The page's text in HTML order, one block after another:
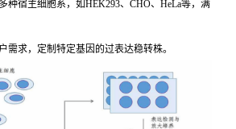
种宿主细胞系，如HEK293、CHO、HeLa等，满
需求，定制特定基因的过表达稳转株。